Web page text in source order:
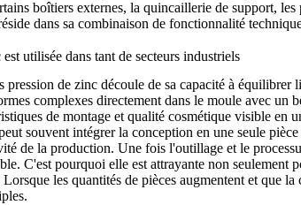
boîtiers externes, la quincaillerie de support,
dans sa combinaison de fonctionnalité
utilisée dans tant de secteurs industriels
pression de zinc découle de sa capacité à
complexes directement dans le moule avec
de montage et qualité cosmétique visible
souvent intégrer la conception en une seule
de la production. Une fois l'outillage et le
C'est pourquoi elle est attrayante non
les quantités de pièces augmentent et que